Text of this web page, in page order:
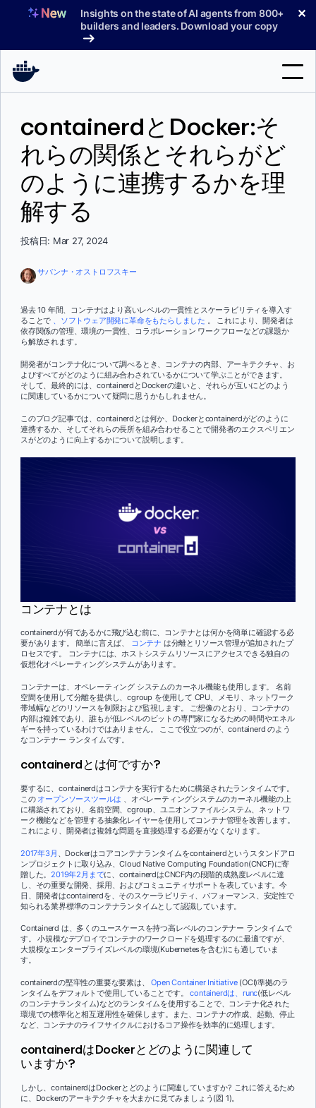
へ
Insights on the state of AI agents from 800+
builders and leaders. Download your copy
✕
製品
料金プラン
索
containerdとDocker:そ
れらの関係とそれらがど
のように連携するかを理
解する
投稿日: Mar 27, 2024
サバンナ・オストロフスキー
過去 10 年間、コンテナはより高いレベルの一貫性とスケーラビリティを導入す
ることで 、ソフトウェア開発に革命をもたらしました 。 これにより、開発者は
依存関係の管理、環境の一貫性、コラボレーション ワークフローなどの課題か
ら解放されます。
開発者がコンテナ化について調べるとき、コンテナの内部、アーキテクチャ、お
よびすべてがどのように組み合わされているかについて学ぶことができます。
そして、最終的には、containerdとDockerの違いと、それらが互いにどのよう
に関連しているかについて疑問に思うかもしれません。
このブログ記事では、containerdとは何か、Dockerとcontainerdがどのように
連携するか、そしてそれらの長所を組み合わせることで開発者のエクスペリエン
スがどのように向上するかについて説明します。
コンテナとは
containerdが何であるかに飛び込む前に、コンテナとは何かを簡単に確認する必
要があります。 簡単に言えば、 コンテナ は分離とリソース管理が追加されたプ
ロセスです。 コンテナには、ホストシステムリソースにアクセスできる独自の
仮想化オペレーティングシステムがあります。
コンテナーは、オペレーティング システムのカーネル機能も使用します。 名前
空間を使用して分離を提供し、cgroup を使用して CPU、メモリ、ネットワーク
帯域幅などのリソースを制限および監視します。 ご想像のとおり、コンテナの
内部は複雑であり、誰もが低レベルのビットの専門家になるための時間やエネル
ギーを持っているわけではありません。 ここで役立つのが、containerd のよう
なコンテナー ランタイムです。
containerdとは何ですか?
要するに、containerdはコンテナを実行するために構築されたランタイムです。
この オープンソースツールは 、オペレーティングシステムのカーネル機能の上
に構築されており、名前空間、cgroup、ユニオンファイルシステム、ネットワ
ーク機能などを管理する抽象化レイヤーを使用してコンテナ管理を改善します。
これにより、開発者は複雑な問題を直接処理する必要がなくなります。
2017年3月
、Dockerはコアコンテナランタイムをcontainerdというスタンドアロ
ンプロジェクトに取り込み、Cloud Native Computing Foundation(CNCF)に寄
贈した。 2019年2月までに、containerdはCNCF内の段階的成熟度レベルに達
し、その重要な開発、採用、およびコミュニティサポートを表しています。今
日、開発者はcontainerdを、そのスケーラビリティ、パフォーマンス、安定性で
知られる業界標準のコンテナランタイムとして認識しています。
Containerd は、多くのユースケースを持つ高レベルのコンテナー ランタイムで
す。 小規模なデプロイでコンテナのワークロードを処理するのに最適ですが、
大規模なエンタープライズレベルの環境(Kubernetesを含む)にも適していま
す。
containerdの堅牢性の重要な要素は、Open Container Initiative (OCI)準拠のラ
ンタイムをデフォルトで使用していることです。containerdは、runc(低レベル
のコンテナランタイム)などのランタイムを使用することで、コンテナ化された
環境での標準化と相互運用性を確保します。また、コンテナの作成、起動、停止
など、コンテナのライフサイクルにおけるコア操作を効率的に処理します。
containerdはDockerとどのように関連して
いますか?
しかし、containerdはDockerとどのように関連していますか? これに答えるため
に、Dockerのアーキテクチャを大まかに見てみましょう(図 1)。